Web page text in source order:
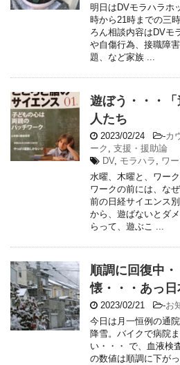
明日はDVモラハラホ
時から21時までの三
ろん相談内容はDVモ
や自傷行為、接職障
題、など家族 ...
遊ぼう・・・
人たち
2023/02/24 -カ
ーク , 支援・援助論
DV, モラハラ , ワ
水曜、木曜と、ワー
ワークの前には、な
前の日経サイエンス
から、遊ばないとダ
らって、遊ぶこ ...
順調に回復中
懐・・・あっ
2023/02/21 -お
今日は月一恒例の通
降雪。バイクで病院
い・・・ で、血液検
の数値は順調に下が